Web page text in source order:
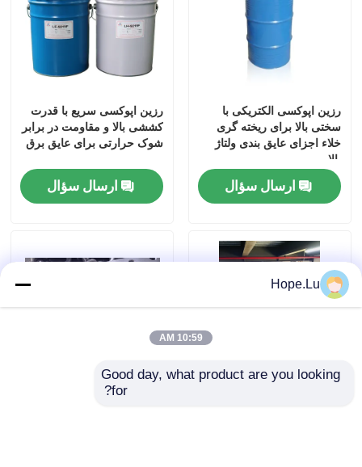
رزین اپوکسی الکتریکی با
سختی بالا برای ریخته گری
خلاء اجزای عایق بندی ولتاژ
بالا
ارسال سؤال
رزین اپوکسی سریع با قدرت
کششی بالا و مقاومت در برابر
شوک حرارتی برای عایق برق
ارسال سؤال
رزین اپوکسی الکتریکی با
Hope.Lu
10:59 AM
Good day, what product are you looking
for?